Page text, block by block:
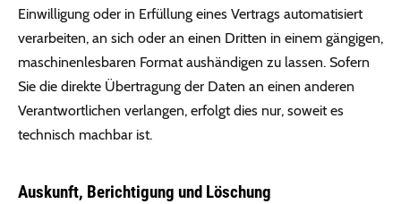
Einwilligung oder in Erfüllung eines Vertrags automatisiert
verarbeiten, an sich oder an einen Dritten in einem gängigen,
maschinenlesbaren Format aushändigen zu lassen. Sofern
Sie die direkte Übertragung der Daten an einen anderen
Verantwortlichen verlangen, erfolgt dies nur, soweit es
technisch machbar ist.
Auskunft, Berichtigung und Löschung